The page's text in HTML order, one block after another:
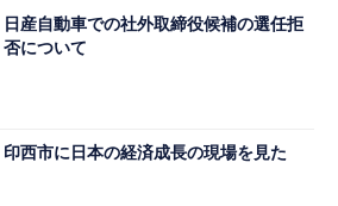
日産自動車での社外取締役候補の選任拒
否について
印西市に日本の経済成長の現場を見た